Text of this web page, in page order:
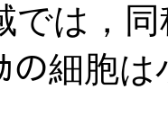
は，同
の細胞